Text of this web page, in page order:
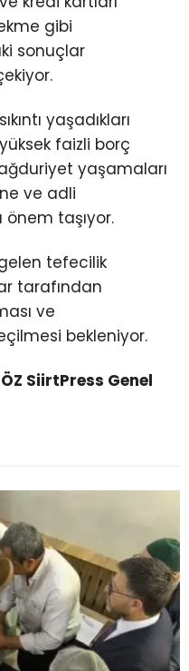
gibi
sonuçlar
yaşadıkları
faizli borç
yaşamaları
ve adli
taşıyor.
tefecilik
tarafından
ve
bekleniyor.
SiirtPress Genel